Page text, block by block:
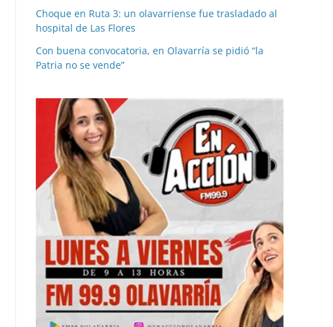
Choque en Ruta 3: un olavarriense fue trasladado al
hospital de Las Flores
Con buena convocatoria, en Olavarría se pidió “la
Patria no se vende”